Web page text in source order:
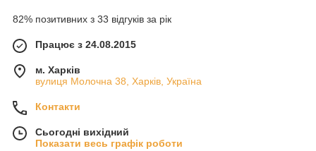
82% позитивних з 33 відгуків за рік
Працює з 24.08.2015
м. Харків
вулиця Молочна 38, Харків, Україна
Контакти
Сьогодні вихідний
Показати весь графік роботи